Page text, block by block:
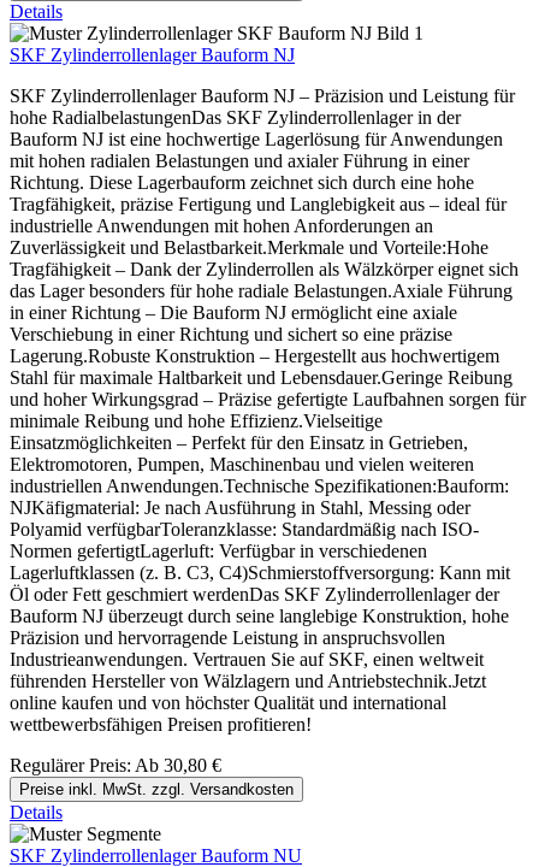
Details
SKF Zylinderrollenlager Bauform NJ
SKF Zylinderrollenlager Bauform NJ – Präzision und Leistung für
hohe RadialbelastungenDas SKF Zylinderrollenlager in der
Bauform NJ ist eine hochwertige Lagerlösung für Anwendungen
mit hohen radialen Belastungen und axialer Führung in einer
Richtung. Diese Lagerbauform zeichnet sich durch eine hohe
Tragfähigkeit, präzise Fertigung und Langlebigkeit aus – ideal für
industrielle Anwendungen mit hohen Anforderungen an
Zuverlässigkeit und Belastbarkeit.Merkmale und Vorteile:Hohe
Tragfähigkeit – Dank der Zylinderrollen als Wälzkörper eignet sich
das Lager besonders für hohe radiale Belastungen.Axiale Führung
in einer Richtung – Die Bauform NJ ermöglicht eine axiale
Verschiebung in einer Richtung und sichert so eine präzise
Lagerung.Robuste Konstruktion – Hergestellt aus hochwertigem
Stahl für maximale Haltbarkeit und Lebensdauer.Geringe Reibung
und hoher Wirkungsgrad – Präzise gefertigte Laufbahnen sorgen für
minimale Reibung und hohe Effizienz.Vielseitige
Einsatzmöglichkeiten – Perfekt für den Einsatz in Getrieben,
Elektromotoren, Pumpen, Maschinenbau und vielen weiteren
industriellen Anwendungen.Technische Spezifikationen:Bauform:
NJKäfigmaterial: Je nach Ausführung in Stahl, Messing oder
Polyamid verfügbarToleranzklasse: Standardmäßig nach ISO-
Normen gefertigtLagerluft: Verfügbar in verschiedenen
Lagerluftklassen (z. B. C3, C4)Schmierstoffversorgung: Kann mit
Öl oder Fett geschmiert werdenDas SKF Zylinderrollenlager der
Bauform NJ überzeugt durch seine langlebige Konstruktion, hohe
Präzision und hervorragende Leistung in anspruchsvollen
Industrieanwendungen. Vertrauen Sie auf SKF, einen weltweit
führenden Hersteller von Wälzlagern und Antriebstechnik.Jetzt
online kaufen und von höchster Qualität und international
wettbewerbsfähigen Preisen profitieren!
Regulärer Preis: Ab 30,80 €
Preise inkl. MwSt. zzgl. Versandkosten
Details
SKF Zylinderrollenlager Bauform NU